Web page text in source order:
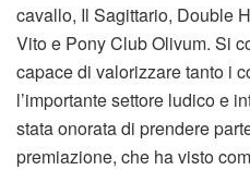
cavallo, Il Sagittario, Double
Vito e Pony Club Olivum. Si
capace di valorizzare tanto i
l’importante settore ludico e
stata onorata di prendere
premiazione, che ha visto